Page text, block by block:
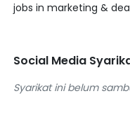
jobs in marketing &
Social Media
Syarikat ini belum